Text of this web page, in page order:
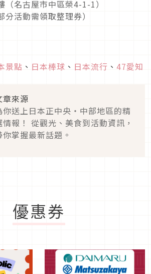
名古屋市中區榮4-1-1）
活動需領取整理券）
景點 、 日本棒球 、 日本流行 、 47愛知
章來源
你送上日本正中央・中部地區的精
情報！ 從觀光、美食到活動資訊，
你掌握最新話題。
優惠券